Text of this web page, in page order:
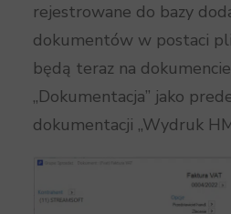
rejestrowane do bazy
dokumentów w postaci
będą teraz na
„Dokumentacja” jako
dokumentacji „Wydruk